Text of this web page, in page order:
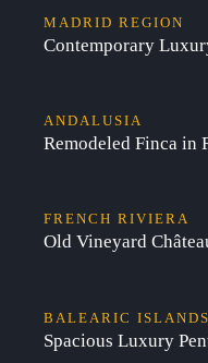
MADRID REGION
Contemporary
ANDALUSIA
Remodeled Finca in
FRENCH RIVIERA
Old Vineyard
BALEARIC ISLANDS
Spacious Luxury